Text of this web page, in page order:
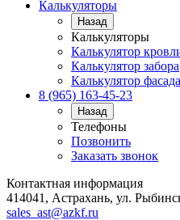
Калькуляторы
Назад
Калькуляторы
Калькулятор
Калькулятор забора
Калькулятор фасада
8 (965) 163-45-23
Назад
Телефоны
Позвонить
Заказать звонок
Контактная информация
414041, Астрахань, ул.
sales_ast@azkf.ru